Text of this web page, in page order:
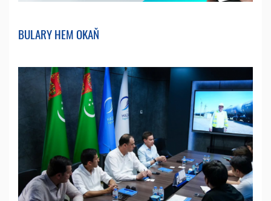
BULARY HEM OKAŇ